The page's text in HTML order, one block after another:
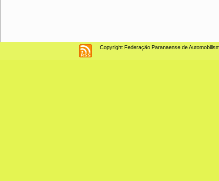
Copyright Federação Paranaense de